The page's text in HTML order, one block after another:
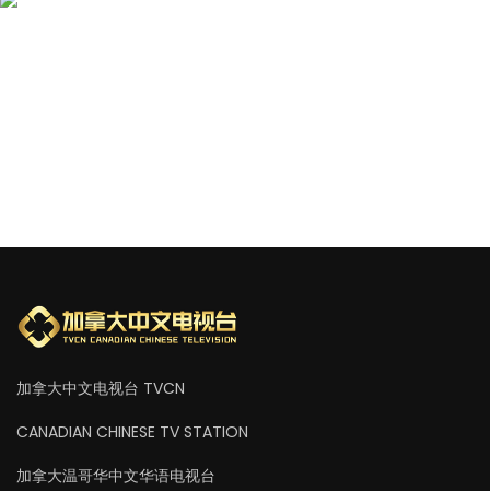
加拿大中文电视台 TVCN
CANADIAN CHINESE TV STATION
加拿大温哥华中文华语电视台